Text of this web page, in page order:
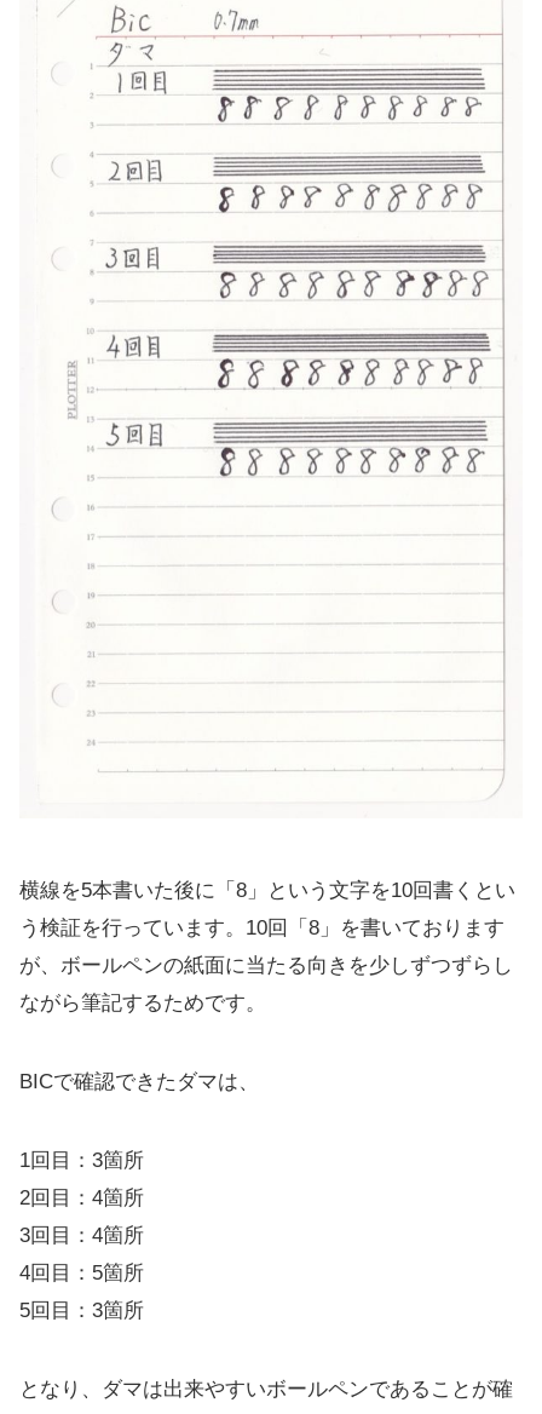
横線を5本書いた後に「8」という文字を10回書くとい
う検証を行っています。10回「8」を書いております
が、ボールペンの紙面に当たる向きを少しずつずらし
ながら筆記するためです。
BICで確認できたダマは、
1回目：3箇所
2回目：4箇所
3回目：4箇所
4回目：5箇所
5回目：3箇所
となり、ダマは出来やすいボールペンであることが確